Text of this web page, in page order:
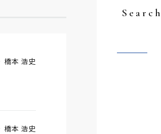
橋本 浩史
橋本 浩史
Search